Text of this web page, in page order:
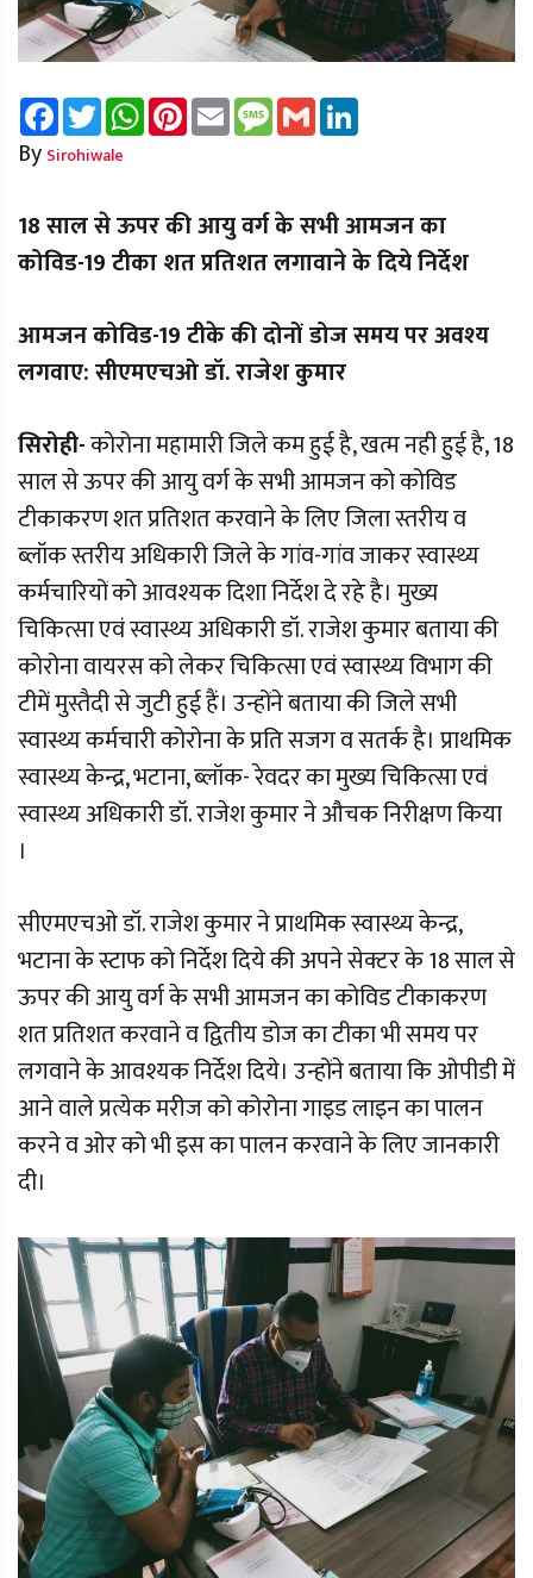
FacebookTwitterWhatsAppPinterest
Email Message
Gmail
By Sirohiwale
18 साल से ऊपर की आयु वर्ग के सभी आमजन का
कोविड-19 टीका शत प्रतिशत लगावाने के दिये निर्देश
आमजन कोविड-19 टीके की दोनों डोज समय पर अवश्य
लगवाए: सीएमएचओ डॉ. राजेश कुमार
सिरोही-कोरोना महामारी जिले कम हुई है, खत्म नही हुई है, 18
साल से ऊपर की आयु वर्ग के सभी आमजन को कोविड
टीकाकरण शत प्रतिशत करवाने के लिए जिला स्तरीय व
ब्लॉक स्तरीय अधिकारी जिले के गांव-गांव जाकर स्वास्थ्य
कर्मचारियों को आवश्यक दिशा निर्देश दे रहे है। मुख्य
चिकित्सा एवं स्वास्थ्य अधिकारी डॉ. राजेश कुमार बताया की
कोरोना वायरस को लेकर चिकित्सा एवं स्वास्थ्य विभाग की
टीमें मुस्तैदी से जुटी हुई हैं। उन्होंने बताया की जिले सभी
स्वास्थ्य कर्मचारी कोरोना के प्रति सजग व सतर्क है। प्राथमिक
स्वास्थ्य केन्द्र, भटाना, ब्लॉक- रेवदर का मुख्य चिकित्सा एवं
स्वास्थ्य अधिकारी डॉ. राजेश कुमार ने औचक निरीक्षण किया
।
सीएमएचओ डॉ. राजेश कुमार ने प्राथमिक स्वास्थ्य केन्द्र,
भटाना के स्टाफ को निर्देश दिये की अपने सेक्टर के 18 साल से
ऊपर की आयु वर्ग के सभी आमजन का कोविड टीकाकरण
शत प्रतिशत करवाने व द्वितीय डोज का टीका भी समय पर
लगवाने के आवश्यक निर्देश दिये। उन्होंने बताया कि ओपीडी में
आने वाले प्रत्येक मरीज को कोरोना गाइड लाइन का पालन
करने व ओर को भी इस का पालन करवाने के लिए जानकारी
दी।